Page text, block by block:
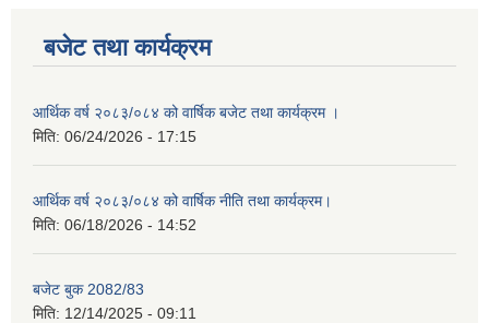
बजेट तथा कार्यक्रम
आर्थिक वर्ष २०८३/०८४ को वार्षिक बजेट तथा कार्यक्रम ।
मिति: 06/24/2026 - 17:15
आर्थिक वर्ष २०८३/०८४ को वार्षिक नीति तथा कार्यक्रम।
मिति: 06/18/2026 - 14:52
बजेट बुक 2082/83
मिति: 12/14/2025 - 09:11